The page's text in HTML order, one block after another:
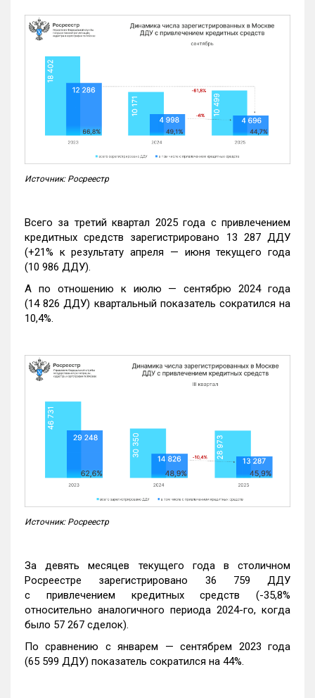
Источник: Росреестр
Всего за третий квартал 2025 года с привлечением
кредитных средств зарегистрировано 13 287 ДДУ
(+21% к результату апреля — июня текущего года
(10 986 ДДУ).
А по отношению к июлю — сентябрю 2024 года
(14 826 ДДУ) квартальный показатель сократился на
10,4%.
Источник: Росреестр
За девять месяцев текущего года в столичном
Росреестре зарегистрировано 36 759 ДДУ
с привлечением кредитных средств (-35,8%
относительно аналогичного периода 2024-го, когда
было 57 267 сделок).
По сравнению с январем — сентябрем 2023 года
(65 599 ДДУ) показатель сократился на 44%.